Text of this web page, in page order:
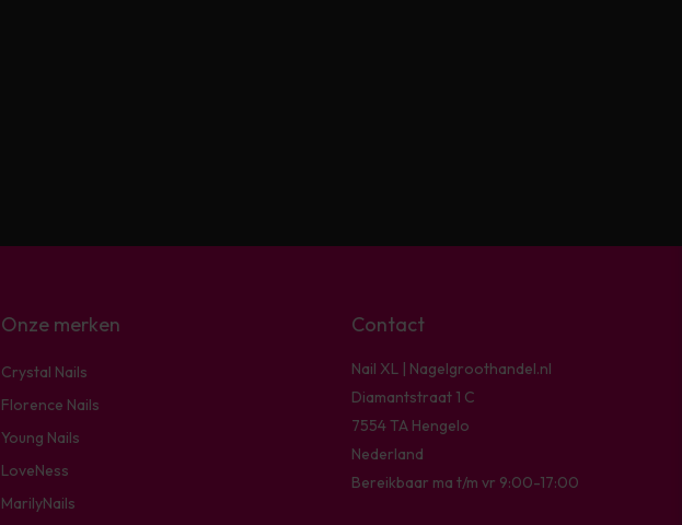
Onze merken
Crystal Nails
Florence Nails
Young Nails
LoveNess
MarilyNails
Contact
Nail XL | Nagelgroothandel.nl
Diamantstraat 1 C
7554 TA Hengelo
Nederland
Bereikbaar ma t/m vr 9:00-17:00